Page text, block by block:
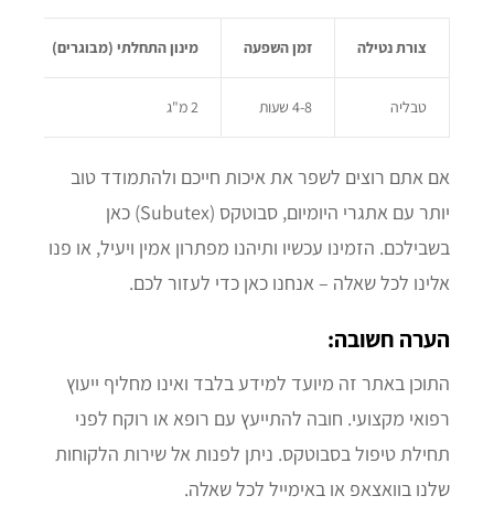
צורת נטילה זמן השפעה מינון התחלתי (מבוגרים)
טבליה 4-8 שעות
אם אתם רוצים לשפר את איכות חייכם ולהתמודד טוב
יותר עם אתגרי היומיום, סבוטקס (Subutex) כאן
בשבילכם. הזמינו עכשיו ותיהנו מפתרון אמין ויעיל, או פנו
אלינו לכל שאלה – אנחנו כאן כדי לעזור לכם.
הערה חשובה:
התוכן באתר זה מיועד למידע בלבד ואינו מחליף ייעוץ
רפואי מקצועי. חובה להתייעץ עם רופא או רוקח לפני
תחילת טיפול בסבוטקס. ניתן לפנות אל שירות הלקוחות
שלנו בוואצאפ או באימייל לכל שאלה.